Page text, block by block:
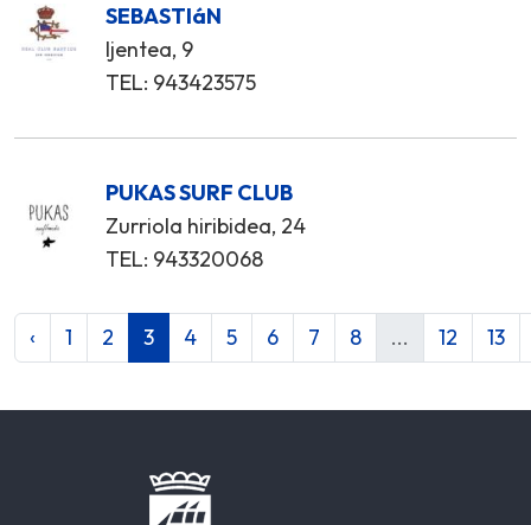
SEBASTIáN
Ijentea, 9
TEL: 943423575
PUKAS SURF CLUB
Zurriola hiribidea, 24
TEL: 943320068
‹ 1 2 3 4 5 6 7 8 ... 12 13